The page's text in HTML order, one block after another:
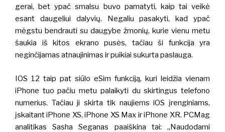
gerai, bet ypač smalsu buvo pamatyti, kaip tai veikė
esant daugeliui dalyvių. Negaliu pasakyti, kad ypač
mėgstu bendrauti su daugybe žmonių, kurie vienu metu
šaukia iš kitos ekrano pusės, tačiau ši funkcija yra
neginčijamas atnaujinimas ir puikiai sukurta paslauga.
IOS 12 taip pat siūlo eSim funkciją, kuri leidžia vienam
iPhone tuo pačiu metu palaikyti du skirtingus telefono
numerius. Tačiau ji skirta tik naujiems iOS įrenginiams,
įskaitant iPhone XS, iPhone XS Max ir iPhone XR. PCMag
analitikas Sasha Seganas paaiškina tai: „Naudodami